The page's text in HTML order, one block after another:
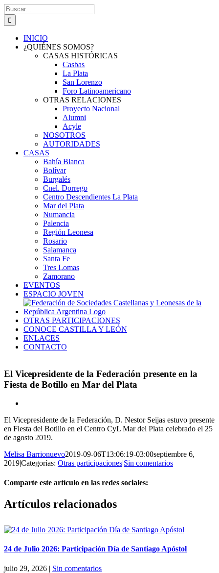
Saltar
al
contenido
Buscar:
INICIO
¿QUIÉNES SOMOS?
CASAS HISTÓRICAS
Casbas
La Plata
San Lorenzo
Foro Latinoamericano
OTRAS RELACIONES
Proyecto Nacional
Alumni
Acyle
NOSOTROS
AUTORIDADES
CASAS
Bahía Blanca
Bolívar
Burgalés
Cnel. Dorrego
Centro Descendientes La Plata
Mar del Plata
Numancia
Palencia
Región Leonesa
Rosario
Salamanca
Santa Fe
Tres Lomas
Zamorano
EVENTOS
ESPACIO JOVEN
OTRAS PARTICIPACIONES
CONOCE CASTILLA Y LEÓN
ENLACES
CONTACTO
El Vicepresidente de la Federación presente en la
Fiesta de Botillo en Mar del Plata
más
grande
El Vicepresidente de la Federación, D. Nestor Seijas estuvo presente
en Fiesta del Botillo en el Centro CyL Mar del Plata celebrado el 25
de agosto 2019.
Melisa Barrionuevo2019-09-06T13:06:19-03:00septiembre 6,
2019|Categorías: Otras participaciones|Sin comentarios
Comparte este artículo en las redes sociales:
Facebook
X
Reddit
LinkedIn
Pinterest
Vk
Artículos relacionados
24 de Julio 2026: Participación Día de Santiago Apóstol
julio 29, 2026 | Sin comentarios